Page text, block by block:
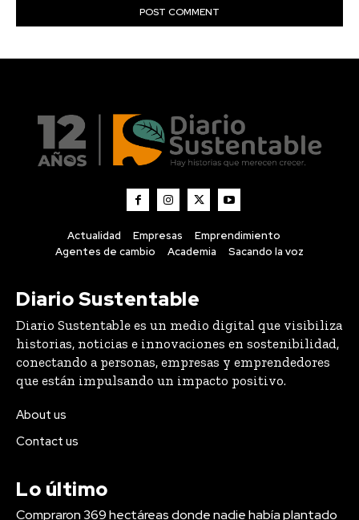
Actualidad Empresas
Emprendimiento
Agentes de cambio
Academia Sacando la voz
Diario Sustentable
Diario Sustentable es un medio digital que visibiliza
historias, noticias e innovaciones en sostenibilidad,
conectando a personas, empresas y emprendedores
que están impulsando un impacto positivo.
About us
Contact us
Lo último
Compraron 369 hectáreas donde nadie había plantado